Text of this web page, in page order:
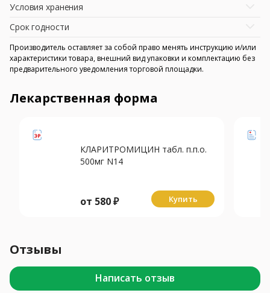
Условия хранения
Срок годности
Производитель оставляет за собой право менять инструкцию и/или
характеристики товара, внешний вид упаковки и комплектацию без
предварительного уведомления торговой площадки.
Лекарственная форма
КЛАРИТРОМИЦИН табл. п.п.о.
500мг N14
от 580₽ Купить
Отзывы
Написать отзыв